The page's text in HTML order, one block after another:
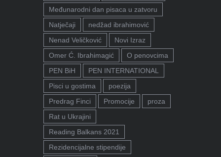
Međunarodni dan pisaca u zatvoru
Natječaji
nedžad ibrahimović
Nenad Veličković
Novi Izraz
Omer Ć. Ibrahimagić
O penovcima
PEN BiH
PEN INTERNATIONAL
Pisci u gostima
poezija
Predrag Finci
Promocije
proza
Rat u Ukrajini
Reading Balkans 2021
Rezidencijalne stipendije